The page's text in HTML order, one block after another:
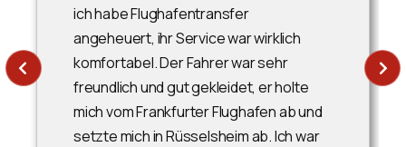
ich habe Flughafentransfer
angeheuert, ihr Service war wirklich
komfortabel. Der Fahrer war sehr
freundlich und gut gekleidet, er holte
mich vom Frankfurter Flughafen ab und
setzte mich in Rüsselsheim ab. Ich war